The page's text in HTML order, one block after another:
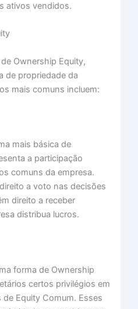
ativos vendidos.
Ownership Equity,
de propriedade da
mais comuns incluem:
mais básica de
a participação
comuns da empresa.
a voto nas decisões
direito a receber
distribua lucros.
forma de Ownership
certos privilégios em
Equity Comum. Esses